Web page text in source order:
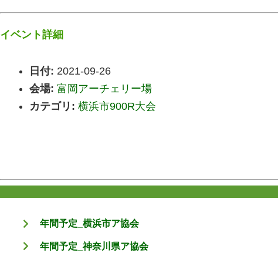
イベント詳細
日付: 2021-09-26
会場: 富岡アーチェリー場
カテゴリ: 横浜市900R大会
年間予定_横浜市ア協会
年間予定_神奈川県ア協会